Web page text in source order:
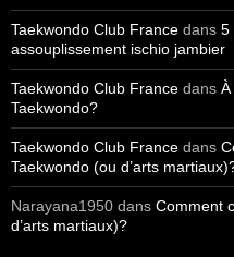
Taekwondo Club France dans 5
assouplissement ischio jambier
Taekwondo Club France dans À
Taekwondo?
Taekwondo Club France dans
Taekwondo (ou d’arts
Narayana1950 dans Comment
d’arts martiaux)?